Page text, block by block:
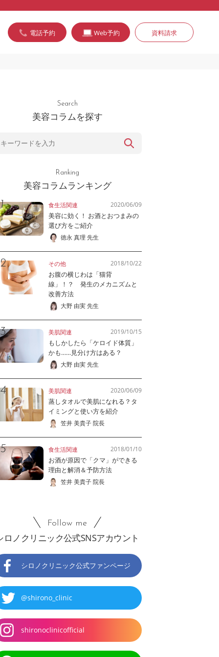
電話予約 Web予約 資料請求
Search
美容コラムを探す
Ranking
美容コラムランキング
食生活関連 2020/06/09
美容に効く！ お酒とおつまみの
選び方をご紹介
徳永 真理 先生
その他 2018/10/22
お腹の横じわは「猫背
線」！？ 発生のメカニズムと
改善方法
大野 由実 先生
美肌関連 2019/10/15
もしかしたら「ケロイド体質」
かも……見分け方はある？
大野 由実 先生
美肌関連 2020/06/09
蒸しタオルで美肌になれる？タ
イミングと使い方を紹介
笠井 美貴子 院長
食生活関連 2018/01/10
お酒が原因で「クマ」ができる
理由と解消＆予防方法
笠井 美貴子 院長
Follow me
ロノクリニック公式SNSアカウント
シロノクリニック公式ファンページ
@shirono_clinic
shironoclinicofficial